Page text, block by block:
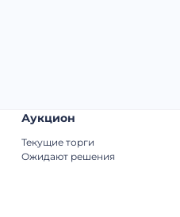
Аукцион
Текущие торги
Ожидают решения